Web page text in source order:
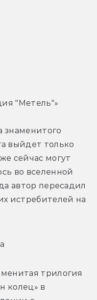
"Метель"»
знаменитого
выйдет только
сейчас могут
во вселенной
автор пересадил
истребителей на
трилогия
колец» в